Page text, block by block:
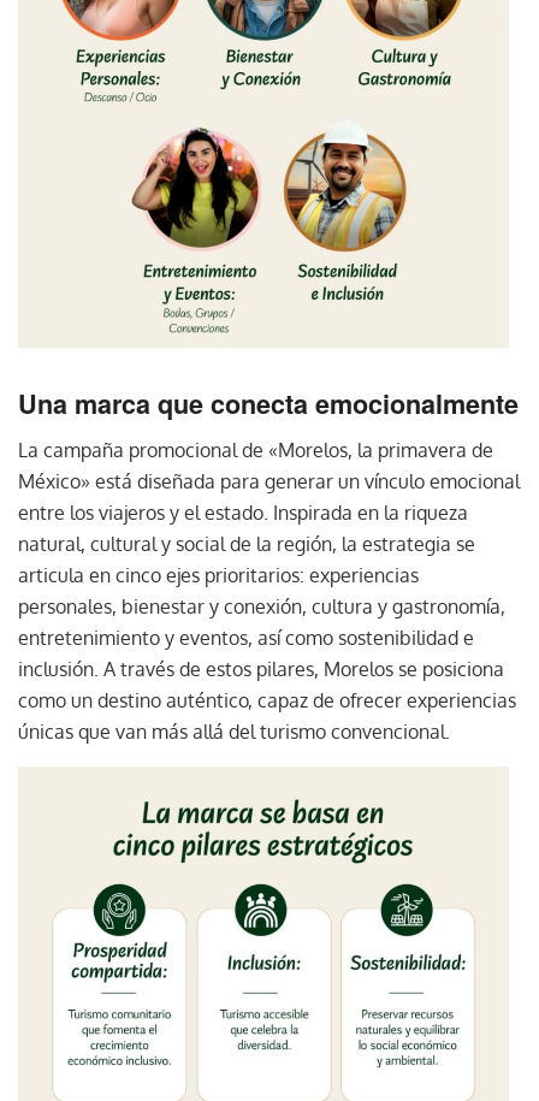
Una marca que conecta emocionalmente
La campaña promocional de «Morelos, la primavera de
México» está diseñada para generar un vínculo emocional
entre los viajeros y el estado. Inspirada en la riqueza
natural, cultural y social de la región, la estrategia se
articula en cinco ejes prioritarios: experiencias
personales, bienestar y conexión, cultura y gastronomía,
entretenimiento y eventos, así como sostenibilidad e
inclusión. A través de estos pilares, Morelos se posiciona
como un destino auténtico, capaz de ofrecer experiencias
únicas que van más allá del turismo convencional.